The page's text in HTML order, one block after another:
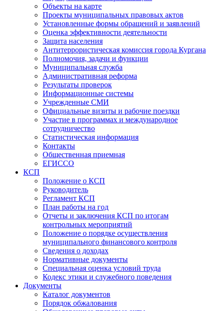
Объекты на карте
Проекты муниципальных правовых актов
Установленные формы обращений и заявлений
Оценка эффективности деятельности
Защита населения
Антитеррористическая комиссия города Кургана
Полномочия, задачи и функции
Муниципальная служба
Административная реформа
Результаты проверок
Информационные системы
Учрежденные СМИ
Официальные визиты и рабочие поездки
Участие в программах и международное
сотрудничество
Статистическая информация
Контакты
Общественная приемная
ЕГИССО
КСП
Положение о КСП
Руководитель
Регламент КСП
План работы на год
Отчеты и заключения КСП по итогам
контрольных мероприятий
Положение о порядке осуществления
муниципального финансового контроля
Сведения о доходах
Нормативные документы
Специальная оценка условий труда
Кодекс этики и служебного поведения
Документы
Каталог документов
Порядок обжалования